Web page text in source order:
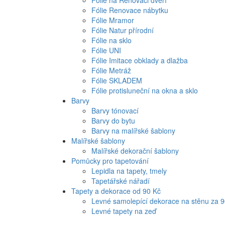
Fólie Renovace nábytku
Fólie Mramor
Fólie Natur přírodní
Fólie na sklo
Fólie UNI
Fólie Imitace obklady a dlažba
Fólie Metráž
Fólie SKLADEM
Fólie protisluneční na okna a sklo
Barvy
Barvy tónovací
Barvy do bytu
Barvy na malířské šablony
Malířské šablony
Malířské dekorační šablony
Pomůcky pro tapetování
Lepidla na tapety, tmely
Tapetářské nářadí
Tapety a dekorace od 90 Kč
Levné samolepící dekorace na stěnu za
Levné tapety na zeď